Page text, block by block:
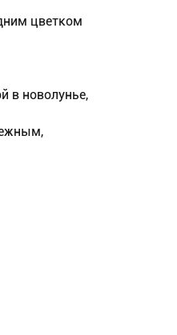
цветком
в новолунье,